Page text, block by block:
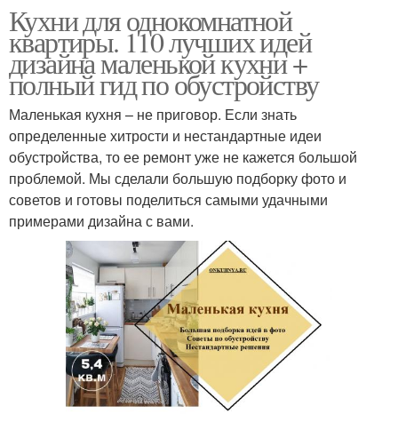
Кухни для однокомнатной
квартиры. 110 лучших идей
дизайна маленькой кухни +
полный гид по обустройству
Маленькая кухня – не приговор. Если знать
определенные хитрости и нестандартные идеи
обустройства, то ее ремонт уже не кажется большой
проблемой. Мы сделали большую подборку фото и
советов и готовы поделиться самыми удачными
примерами дизайна с вами.